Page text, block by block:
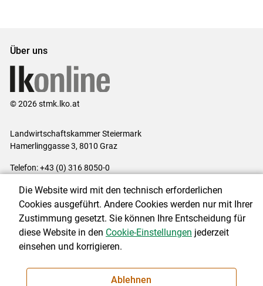
Über uns
© 2026 stmk.lko.at
Landwirtschaftskammer Steiermark
Hamerlinggasse 3, 8010 Graz
Telefon: +43 (0) 316 8050-0
Impressum|Kontakt|Datenschutzerklärung|Barrierefreiheit|
Cookie-Einstellungen
NEWSLETTER
Die Website wird mit den technisch erforderlichen
Cookies ausgeführt. Andere Cookies werden nur mit Ihrer
Zustimmung gesetzt. Sie können Ihre Entscheidung für
diese Website in den Cookie-Einstellungen jederzeit
einsehen und korrigieren.
Ablehnen